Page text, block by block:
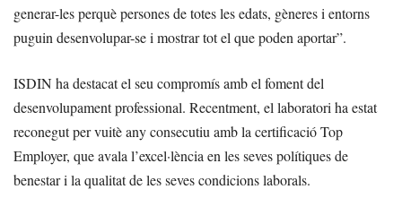
generar-les perquè persones de totes les edats, gèneres i entorns
puguin desenvolupar-se i mostrar tot el que poden aportar”.
ISDIN ha destacat el seu compromís amb el foment del
desenvolupament professional. Recentment, el laboratori ha estat
reconegut per vuitè any consecutiu amb la certificació Top
Employer, que avala l’excel·lència en les seves polítiques de
benestar i la qualitat de les seves condicions laborals.